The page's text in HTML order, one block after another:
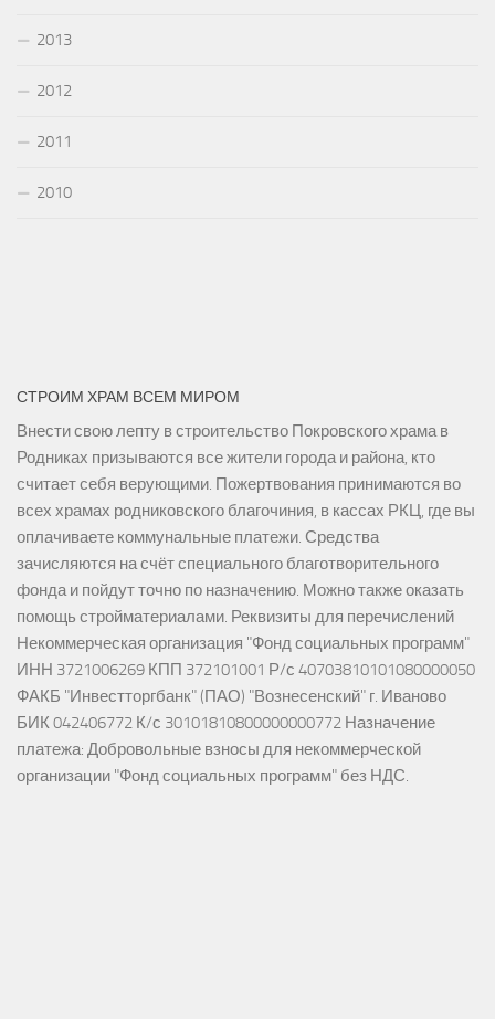
2013
2012
2011
2010
СТРОИМ ХРАМ ВСЕМ МИРОМ
Внести свою лепту в строительство Покровского храма в
Родниках призываются все жители города и района, кто
считает себя верующими. Пожертвования принимаются во
всех храмах родниковского благочиния, в кассах РКЦ, где вы
оплачиваете коммунальные платежи. Средства
зачисляются на счёт специального благотворительного
фонда и пойдут точно по назначению. Можно также оказать
помощь стройматериалами. Реквизиты для перечислений
Некоммерческая организация "Фонд социальных программ"
ИНН 3721006269 КПП 372101001 Р/с 40703810101080000050
ФАКБ "Инвестторгбанк" (ПАО) "Вознесенский" г. Иваново
БИК 042406772 К/с 30101810800000000772 Назначение
платежа: Добровольные взносы для некоммерческой
организации "Фонд социальных программ" без НДС.